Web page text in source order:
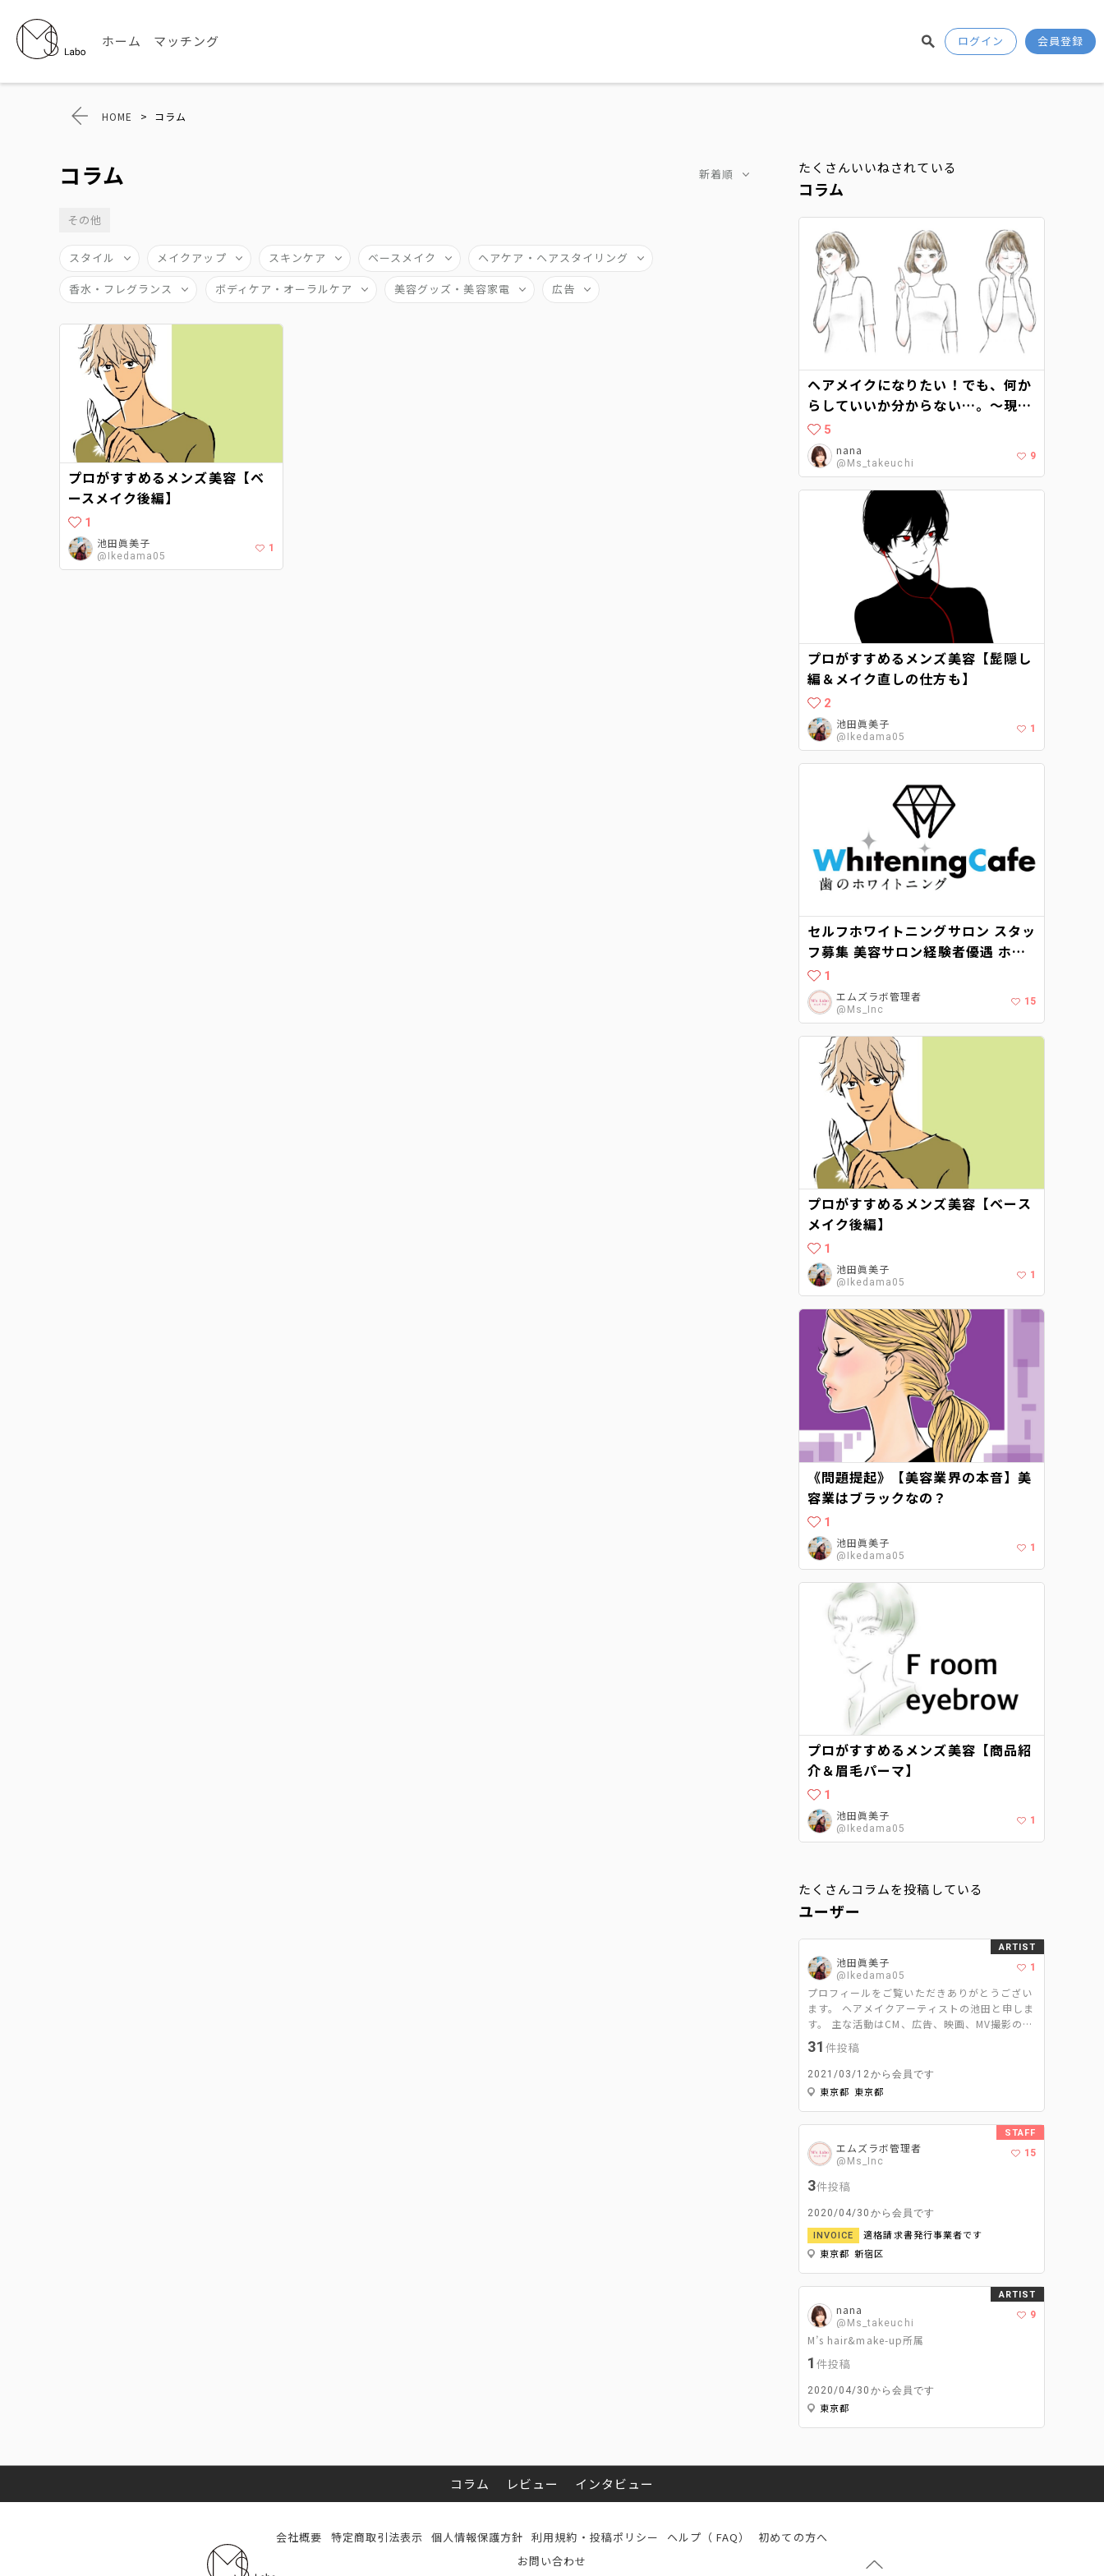
ログイン 会員登録
ホーム マッチング
HOME > コラム
コラム 新着順
その他
スタイル メイクアップ スキンケア ベースメイク
ヘアケア・ヘアスタイリング
香水・フレグランス
ボディケア・オーラルケア 美容グッズ・美容家電 広告
プロがすすめるメンズ美容【ベ
ースメイク後編】
1
池田眞美子
@Ikedama05
1
たくさんいいねされている
コラム
ヘアメイクになりたい！でも、何か
らしていいか分からない…。〜現役
ヘアメイクに聞くヘアメイクアップ
アーティストへの道〜
5
nana
@Ms_takeuchi
9
プロがすすめるメンズ美容【髭隠し
編＆メイク直しの仕方も】
2
池田眞美子
@Ikedama05
1
セルフホワイトニングサロン スタッ
フ募集 美容サロン経験者優遇 ホワ
イトニングカフェ柏店（千葉県柏
市）が2021年8月にオープン予定で
す。
1
エムズラボ管理者
@Ms_Inc
15
プロがすすめるメンズ美容【ベース
メイク後編】
1
池田眞美子
@Ikedama05
1
《問題提起》【美容業界の本音】美
容業はブラックなの？
1
池田眞美子
@Ikedama05
1
プロがすすめるメンズ美容【商品紹
介＆眉毛パーマ】
1
池田眞美子
@Ikedama05
1
たくさんコラムを投稿している
ユーザー
池田眞美子
@Ikedama05
1
プロフィールをご覧いただきありがとうござい
ます。 ヘアメイクアーティストの池田と申しま
す。 主な活動はCM、広告、映画、MV撮影のヘ
アメイクと美容ライターです。 ヘアメイクは
｢スパイスである2%をどれだけ引き立たせて周
りを調和するか｣ 美容ライターは｢ヘアメイク
ならではの視点で＋‪αの情報を発信するか‬｣ を
31件投稿
2021/03/12から会員です
東京都 東京都
ARTIST
エムズラボ管理者
@Ms_Inc
15
3件投稿
2020/04/30から会員です
INVOICE
適格請求書発行事業者です
東京都 新宿区
STAFF
nana
@Ms_takeuchi
9
M’s hair&make-up所属
1件投稿
2020/04/30から会員です
東京都
ARTIST
コラム レビュー インタビュー
会社概要 特定商取引法表示 個人情報保護方針 利用規約・投稿ポリシー ヘルプ（ FAQ）
初めての方へ
お問い合わせ